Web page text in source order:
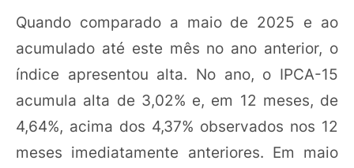
Quando comparado a maio de 2025 e ao
acumulado até este mês no ano anterior, o
índice apresentou alta. No ano, o IPCA-15
acumula alta de 3,02% e, em 12 meses, de
4,64%, acima dos 4,37% observados nos 12
meses imediatamente anteriores. Em maio